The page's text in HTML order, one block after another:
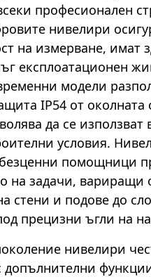
професионален
нивелири
на измерване, имат
експлоатационен
модели
IP54 от околната
да се използват
условия.
помощници
на задачи, вариращи
стени и подове до
прецизни ъгли на
нивелири
допълнителни